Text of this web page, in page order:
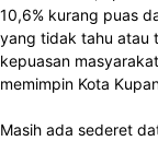
10,6% kurang puas
yang tidak tahu atau
kepuasan
memimpin Kota
Masih ada sederet